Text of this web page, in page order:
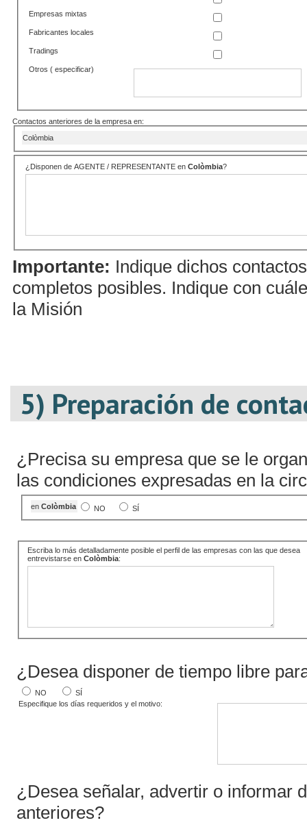
Empresas mixtas
Fabricantes locales
Tradings
Otros ( especificar)
Contactos anteriores de la empresa en:
Colòmbia
¿Disponen de AGENTE / REPRESENTANTE en Colòmbia?
Importante: Indique dichos
completos posibles. Indique con
la Misión
5) Preparación de
¿Precisa su empresa que se le
las condiciones expresadas en la
en Colòmbia NO SÍ
Escriba lo más detalladamente posible el perfil de las empresas con las que desea
entrevistarse en Colòmbia:
¿Desea disponer de tiempo libre
NO
SÍ
Especifique los días requeridos y el motivo:
¿Desea señalar, advertir o informar
anteriores?